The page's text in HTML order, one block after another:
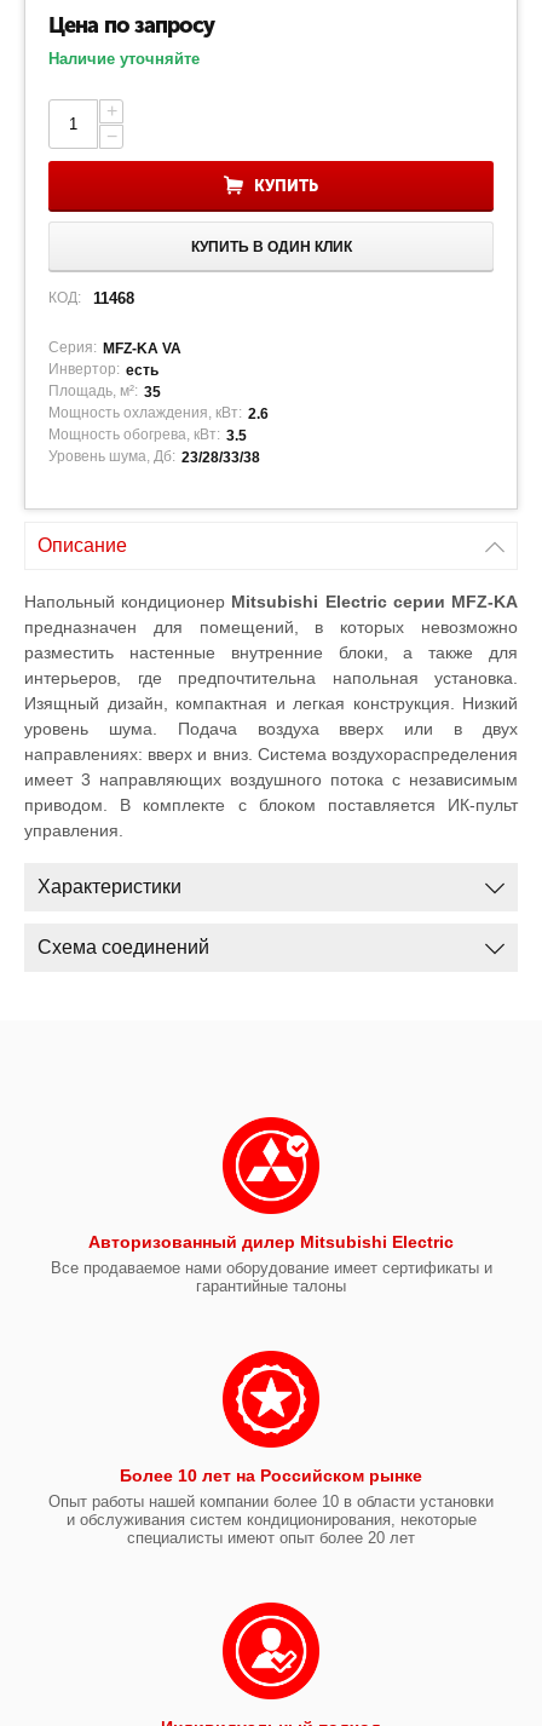
Цена по запросу
Наличие уточняйте
+
−
КУПИТЬ
КУПИТЬ В ОДИН КЛИК
КОД: 11468
Серия: MFZ-KA VA
Инвертор: есть
Площадь, м²: 35
Мощность охлаждения, кВт: 2.6
Мощность обогрева, кВт: 3.5
Уровень шума, Дб: 23/28/33/38
Описание
Напольный кондиционер Mitsubishi Electric серии MFZ-KA
предназначен для помещений, в которых невозможно
разместить настенные внутренние блоки, а также для
интерьеров, где предпочтительна напольная установка.
Изящный дизайн, компактная и легкая конструкция. Низкий
уровень шума. Подача воздуха вверх или в двух
направлениях: вверх и вниз. Система воздухораспределения
имеет 3 направляющих воздушного потока с независимым
приводом. В комплекте с блоком поставляется ИК-пульт
управления.
Характеристики
Схема соединений
Авторизованный дилер Mitsubishi Electric
Все продаваемое нами оборудование имеет сертификаты и
гарантийные талоны
Более 10 лет на Российском рынке
Опыт работы нашей компании более 10 в области установки
и обслуживания систем кондиционирования, некоторые
специалисты имеют опыт более 20 лет